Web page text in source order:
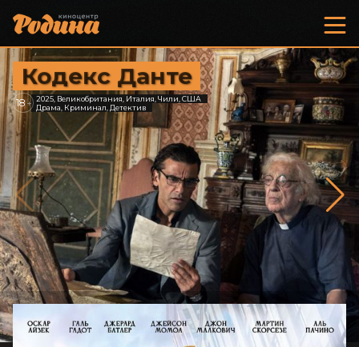
Кодекс Данте
18+ 2025, Великобритания, Италия, Чили, США
Драма, Криминал, Детектив